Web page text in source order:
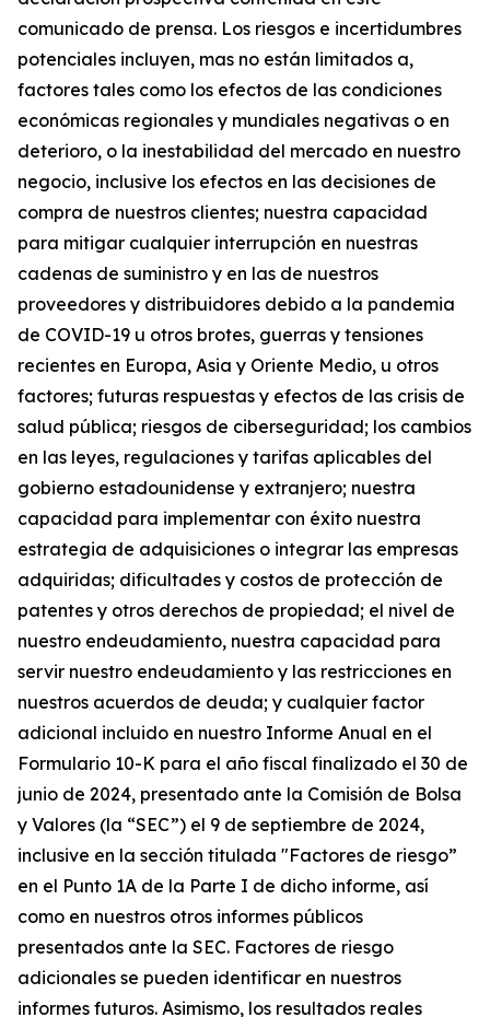
comunicado de prensa. Los riesgos e incertidumbres
potenciales incluyen, mas no están limitados a,
factores tales como los efectos de las condiciones
económicas regionales y mundiales negativas o en
deterioro, o la inestabilidad del mercado en nuestro
negocio, inclusive los efectos en las decisiones de
compra de nuestros clientes; nuestra capacidad
para mitigar cualquier interrupción en nuestras
cadenas de suministro y en las de nuestros
proveedores y distribuidores debido a la pandemia
de COVID-19 u otros brotes, guerras y tensiones
recientes en Europa, Asia y Oriente Medio, u otros
factores; futuras respuestas y efectos de las crisis de
salud pública; riesgos de ciberseguridad; los cambios
en las leyes, regulaciones y tarifas aplicables del
gobierno estadounidense y extranjero; nuestra
capacidad para implementar con éxito nuestra
estrategia de adquisiciones o integrar las empresas
adquiridas; dificultades y costos de protección de
patentes y otros derechos de propiedad; el nivel de
nuestro endeudamiento, nuestra capacidad para
servir nuestro endeudamiento y las restricciones en
nuestros acuerdos de deuda; y cualquier factor
adicional incluido en nuestro Informe Anual en el
Formulario 10-K para el año fiscal finalizado el 30 de
junio de 2024, presentado ante la Comisión de Bolsa
y Valores (la “SEC”) el 9 de septiembre de 2024,
inclusive en la sección titulada "Factores de riesgo”
en el Punto 1A de la Parte I de dicho informe, así
como en nuestros otros informes públicos
presentados ante la SEC. Factores de riesgo
adicionales se pueden identificar en nuestros
informes futuros. Asimismo, los resultados reales